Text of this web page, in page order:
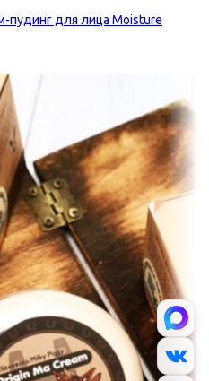
пудинг для лица Moisture